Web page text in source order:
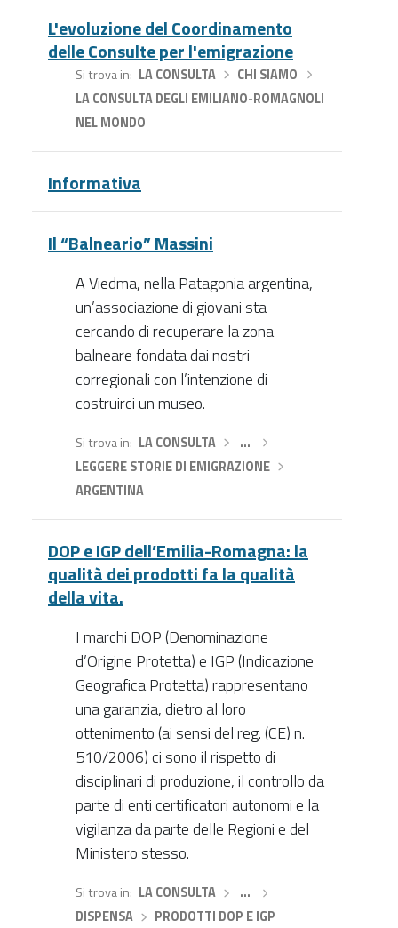
L'evoluzione del Coordinamento
delle Consulte per l'emigrazione
Si trova in LA CONSULTA› CHI SIAMO
LA CONSULTA DEGLI EMILIANO-ROMAGNOLI
NEL MONDO
Informativa
Il “Balneario” Massini
A Viedma, nella Patagonia argentina,
un’associazione di giovani sta
cercando di recuperare la zona
balneare fondata dai nostri
corregionali con l’intenzione di
costruirci un museo.
Si trova in LA CONSULTA› …
LEGGERE STORIE DI EMIGRAZIONE›
ARGENTINA
DOP e IGP dell’Emilia-Romagna: la
qualità dei prodotti fa la qualità
della vita.
I marchi DOP (Denominazione
d’Origine Protetta) e IGP (Indicazione
Geografica Protetta) rappresentano
una garanzia, dietro al loro
ottenimento (ai sensi del reg. (CE) n.
510/2006) ci sono il rispetto di
disciplinari di produzione, il controllo da
parte di enti certificatori autonomi e la
vigilanza da parte delle Regioni e del
Ministero stesso.
Si trova in LA CONSULTA› …
DISPENSA› PRODOTTI DOP E IGP